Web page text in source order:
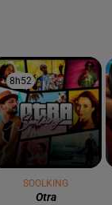
8h52
8h52
SOOLKING
Otra